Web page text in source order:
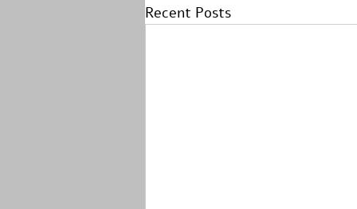
Recent Posts